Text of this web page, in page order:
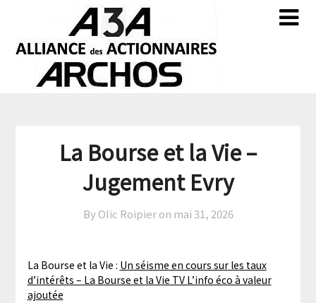
content
content
La Bourse et la Vie –
Jugement Evry
By Olic Roipier on mai 31, 2026
La Bourse et la Vie : Un séisme en cours sur les taux
d’intérêts – La Bourse et la Vie TV L’info éco à valeur
ajoutée